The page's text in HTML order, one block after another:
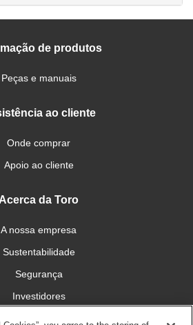
de produtos
Peças e manuais
ao cliente
Onde comprar
Apoio ao cliente
Acerca da Toro
A nossa empresa
Sustentabilidade
Segurança
Investidores